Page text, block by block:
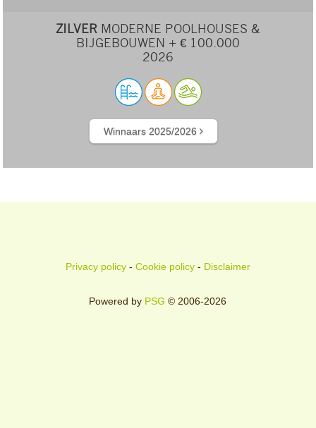
ZILVER MODERNE POOLHOUSES &
BIJGEBOUWEN + € 100.000
2026
Winnaars 2025/2026
Privacy policy- Cookie policy- Disclaimer
Powered by PSG © 2006-2026